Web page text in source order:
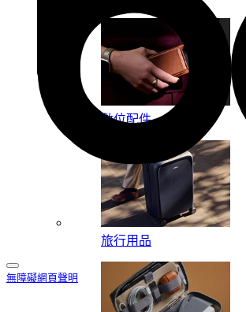
無障礙網頁聲明
數位配件
旅行用品